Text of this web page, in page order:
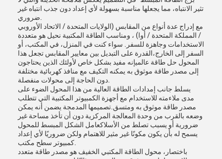
تثير الانتباه، مما يجعلها مناسبة بسهولة لأي إعداد دون جذب انتباه غير
مع إدراج عدة أنواع من المقابس (الولايات المتحدة / الاتحاد الأوروبي
/ المملكة المتحدة / أوا) ، ومناسب الطاقة المكتبية نحيل هو متعددة
الاستخدامات وجاهزة للسفر. سواء كنت في المنزل، في المكتب، أو
السفر إلى الخارج،القدرة على التبديل بين معايير المقابس تجعل هذا
المحول حل طاقة عالميإنه مفيد بشكل خاص لأولئك الذين يحتاجون
إلى مصدر طاقة موثوق به يمكنه التكيف مع منافذ كهربائية مختلفة
يسلط جانب إمدادات الطاقة العالية من هذا المحول الضوء على
مدى ملاءمته للاستخدام مع أجهزة الكمبيوتر المكتبية التي تتطلب
مصدر طاقة موثوق به ومتسق.تصميمها المدمجة يضمن أنه يمكن
وضعه بالقرب من وحدة المعالجة المركزية دون أن تأخذ مساحة غير
ضرورية أو يسبب تصلط من الأسلاكعامل الشكل المبسط للمحول
يسمح له بأن يكون مكونًا غير مثير للاهتمام ولكن ضروريًا لأي إعداد
باختصار، محول الطاقة المكتبي الخفيف هو مصدر طاقة متعدد